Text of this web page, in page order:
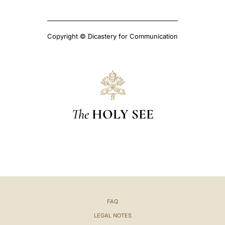
Copyright © Dicastery for Communication
The HOLY SEE
FAQ
LEGAL NOTES